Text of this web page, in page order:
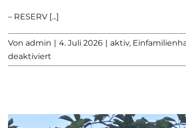
– RESERV [...]
Von admin | 4. Juli 2026 | aktiv,
deaktiviert
RESERVIERT
Langenhorn